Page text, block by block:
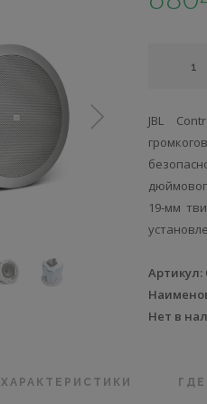
JBL
19-мм
Артикул:
Нет в
ХАРАКТЕРИСТИКИ